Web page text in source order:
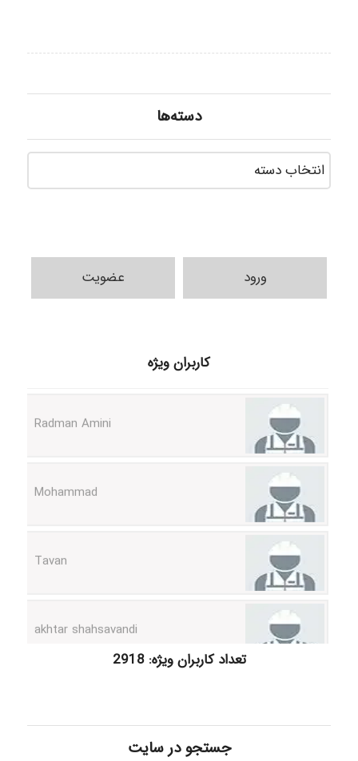
دسته‌ها
ورود عضویت
کاربران ویژه
kimiya zirakpoor
ayda habibnejad
تعداد کاربران ویژه: 2918
جستجو در سایت